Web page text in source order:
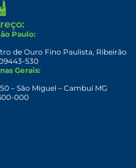
Paulo:
de Ouro Fino Paulista, Ribeirão
530
Gerais:
– São Miguel – Cambuí MG
000